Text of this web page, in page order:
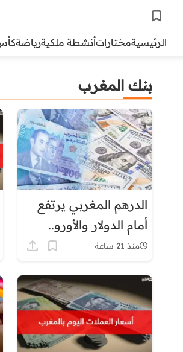
الرئيسيةمختاراتأنشطة ملكيةرياضةكأس
بنك المغرب
الدرهم المغربي يرتفع
أمام الدولار والأورو..
وبنك المغرب يكشف
والسيولة
منذ 21 ساعة